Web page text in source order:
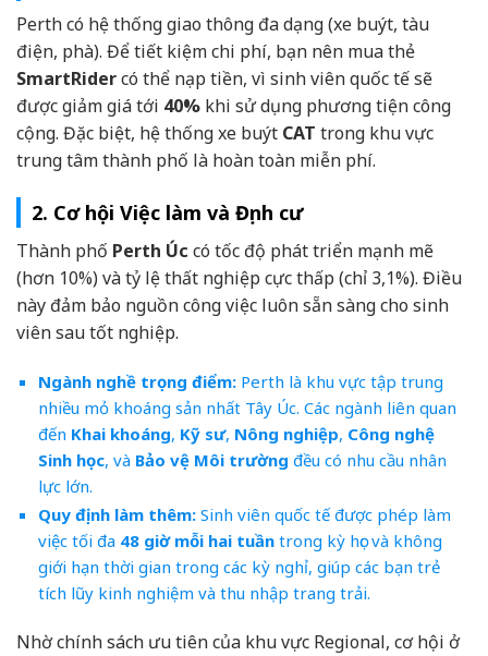
Perth có hệ thống giao thông đa dạng (xe buýt, tàu
điện, phà). Để tiết kiệm chi phí, bạn nên mua thẻ
SmartRidercó thể nạp tiền, vì sinh viên quốc tế sẽ
được giảm giá tới 40% khi sử dụng phương tiện công
cộng. Đặc biệt, hệ thống xe buýt CAT trong khu vực
trung tâm thành phố là hoàn toàn miễn phí.
2. Cơ hội Việc làm và Định cư
Thành phố Perth Úc có tốc độ phát triển mạnh mẽ
(hơn 10%) và tỷ lệ thất nghiệp cực thấp (chỉ 3,1%). Điều
này đảm bảo nguồn công việc luôn sẵn sàng cho sinh
viên sau tốt nghiệp.
Ngành nghề trọng điểm:Perth là khu vực tập trung
nhiều mỏ khoáng sản nhất Tây Úc. Các ngành liên quan
đến Khai khoáng, Kỹ sư, Nông nghiệp, Công nghệ
Sinh học, và Bảo vệ Môi trường đều có nhu cầu nhân
lực lớn.
Quy định làm thêm:Sinh viên quốc tế được phép làm
việc tối đa 48 giờ mỗi hai tuầntrong kỳ học và không
giới hạn thời gian trong các kỳ nghỉ, giúp các bạn trẻ
tích lũy kinh nghiệm và thu nhập trang trải.
Nhờ chính sách ưu tiên của khu vực Regional, cơ hội ở